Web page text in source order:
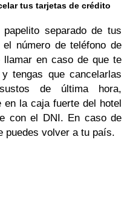
tus tarjetas de crédito
separado de tus
número de teléfono de
llamar en caso de que te
tengas que cancelarlas
de última hora,
en la caja fuerte del hotel
con el DNI. En caso de
puedes volver a tu país.